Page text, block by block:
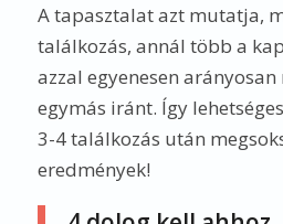
A tapasztalat azt mutatja,
találkozás, annál több a
azzal egyenesen
egymás iránt. Így
3-4 találkozás után
eredmények!